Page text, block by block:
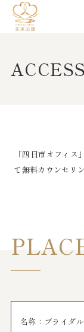
ACCESS
「四日市オフィ
て無料カウンセリ
名称：ブライダ